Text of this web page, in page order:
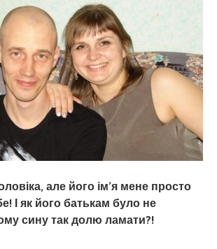
переконала
мене
хрестити
нашого
малюка.
Я
погодився,
бо
не
знав,
чим
це
але його ім’я мене просто
І як його батькам було не
сину так долю ламати?!